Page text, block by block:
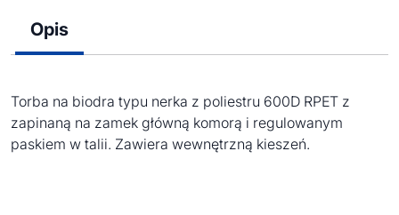
Opis
Torba na biodra typu nerka z poliestru 600D RPET z
zapinaną na zamek główną komorą i regulowanym
paskiem w talii. Zawiera wewnętrzną kieszeń.